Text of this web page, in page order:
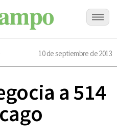
10 de septiembre de 2013
a 514